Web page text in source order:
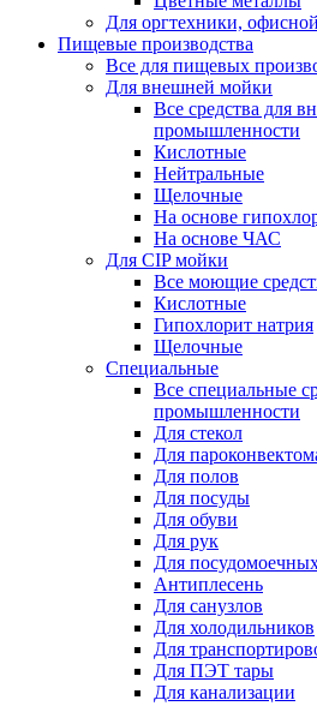
Для оргтехники,
Пищевые производства
Все для пищевых
Для внешней мойки
Все средства для
промышленности
Кислотные
Нейтральные
Щелочные
На основе
На основе ЧАС
Для CIP мойки
Все моющие
Кислотные
Гипохлорит натрия
Щелочные
Специальные
Все специальные
промышленности
Для стекол
Для
Для полов
Для посуды
Для обуви
Для рук
Для
Антиплесень
Для санузлов
Для холодильников
Для
Для ПЭТ тары
Для канализации